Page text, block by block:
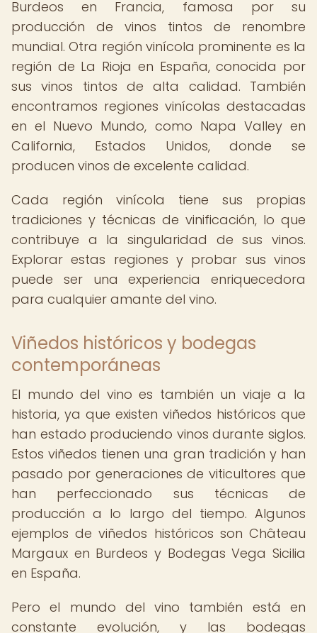
Burdeos en Francia, famosa por su
producción de vinos tintos de renombre
mundial. Otra región vinícola prominente es la
región de La Rioja en España, conocida por
sus vinos tintos de alta calidad. También
encontramos regiones vinícolas destacadas
en el Nuevo Mundo, como Napa Valley en
California, Estados Unidos, donde se
producen vinos de excelente calidad.
Cada región vinícola tiene sus propias
tradiciones y técnicas de vinificación, lo que
contribuye a la singularidad de sus vinos.
Explorar estas regiones y probar sus vinos
puede ser una experiencia enriquecedora
para cualquier amante del vino.
Viñedos históricos y bodegas
contemporáneas
El mundo del vino es también un viaje a la
historia, ya que existen viñedos históricos que
han estado produciendo vinos durante siglos.
Estos viñedos tienen una gran tradición y han
pasado por generaciones de viticultores que
han perfeccionado sus técnicas de
producción a lo largo del tiempo. Algunos
ejemplos de viñedos históricos son Château
Margaux en Burdeos y Bodegas Vega Sicilia
en España.
Pero el mundo del vino también está en
constante evolución, y las bodegas